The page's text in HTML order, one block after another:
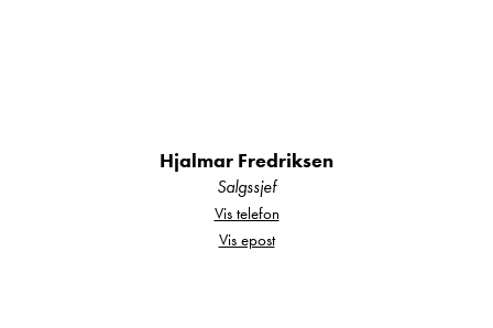
Hjalmar Fredriksen
Salgssjef
Vis telefon
Vis epost